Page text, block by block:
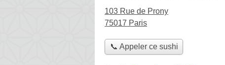
103 Rue de Prony
75017 Paris
📞 Appeler ce sushi